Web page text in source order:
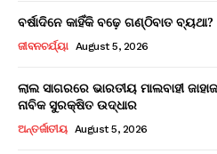
ବର୍ଷାଦିନେ କାହିଁକି ବଢ଼େ ଗଣ୍ଠିବାତ
ଜୀବନଚର୍ଯ୍ୟା August 5, 2026
ଲାଲ ସାଗରରେ ଭାରତୀୟ ମାଲବାହୀ
ନାବିକ ସୁରକ୍ଷିତ ଉଦ୍ଧାର
ଅନ୍ତର୍ଜାତୀୟ August 5, 2026